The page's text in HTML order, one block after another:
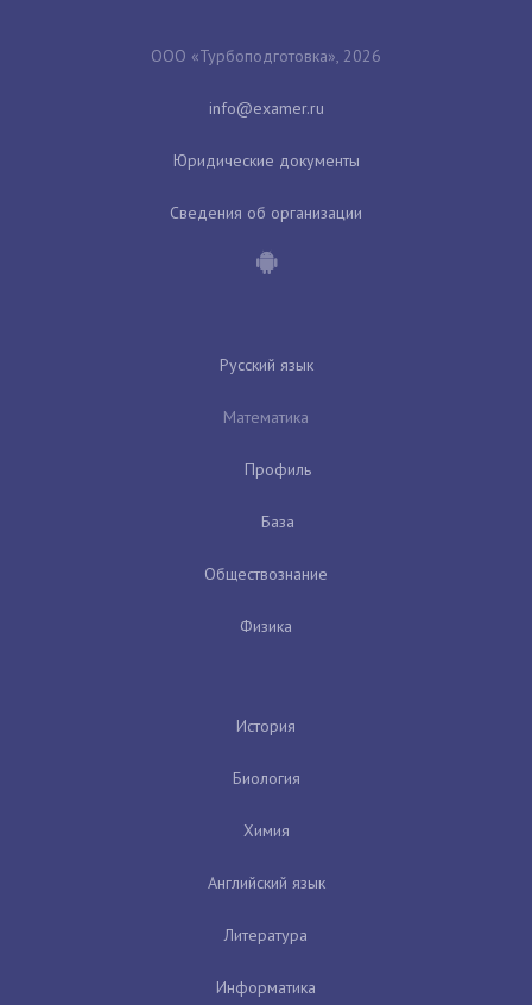
ООО «Турбоподготовка», 2026
Юридические документы
Сведения об организации
Русский язык
Математика
Профиль
База
Обществознание
Физика
История
Биология
Химия
Английский язык
Литература
Информатика